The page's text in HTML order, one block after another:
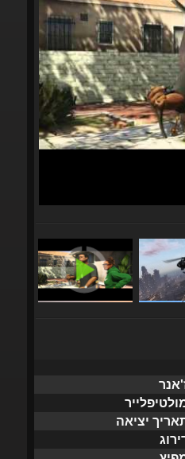
מולטיפלייר
תאריך יציאה
דירוג
מפיץ